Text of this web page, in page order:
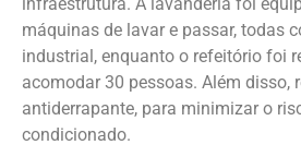
máquinas de lavar e passar, todas
industrial, enquanto o refeitório foi
acomodar 30 pessoas. Além disso,
antiderrapante, para minimizar o
condicionado.